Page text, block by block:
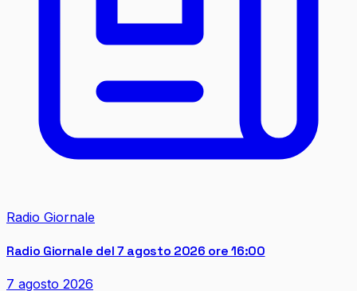
Radio Giornale
Radio Giornale del 7 agosto 2026 ore 16:00
7 agosto 2026